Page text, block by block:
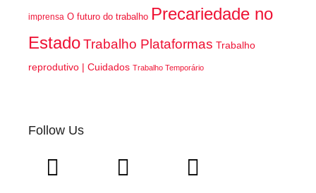
imprensa O futuro do trabalho Precariedade no
EstadoTrabalho Plataformas Trabalho
reprodutivo | Cuidados Trabalho Temporário
Follow Us